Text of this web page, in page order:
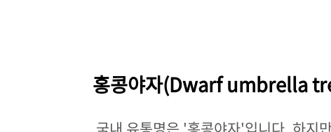
홍콩야자(Dwarf umbrella